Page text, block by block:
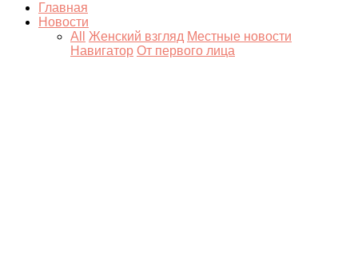
Главная
Новости
All
Женский взгляд Местные новости
Навигатор От первого лица